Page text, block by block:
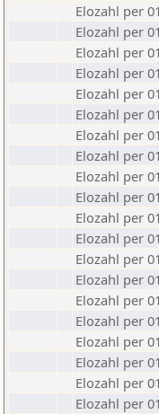
Elozahl per
Elozahl per
Elozahl per
Elozahl per
Elozahl per
Elozahl per
Elozahl per
Elozahl per
Elozahl per
Elozahl per
Elozahl per
Elozahl per
Elozahl per
Elozahl per
Elozahl per
Elozahl per
Elozahl per
Elozahl per
Elozahl per
Elozahl per